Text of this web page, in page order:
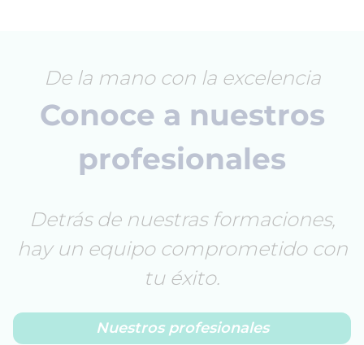
De la mano con la excelencia
Conoce a nuestros
profesionales
Detrás de nuestras formaciones,
hay un equipo comprometido con
tu éxito.
Nuestros profesionales